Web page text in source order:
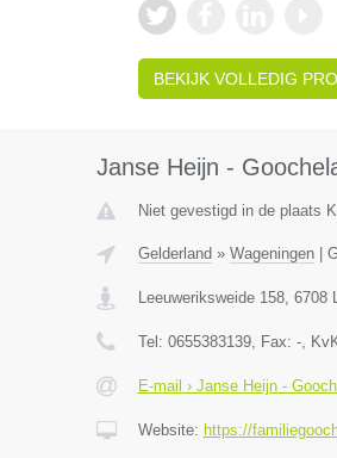
BEKIJK VOLLEDIG
Janse Heijn -
Niet gevestigd in de plaats
Gelderland » Wageningen|
Leeuweriksweide 158, 6708
Tel: 0655383139, Fax: -,
E-mail › Janse Heijn -
Website: https://